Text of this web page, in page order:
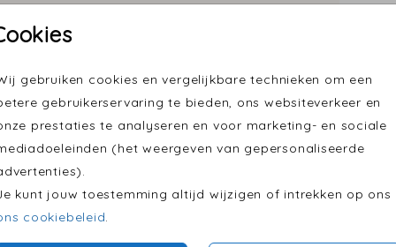
gebruiken cookies en vergelijkbare technieken om een
gebruikerservaring te bieden, ons websiteverkeer en
prestaties te analyseren en voor marketing- en sociale
(het weergeven van gepersonaliseerde
kunt jouw toestemming altijd wijzigen of intrekken op ons
cookiebeleid
fotolabel fotolabel Prijzen